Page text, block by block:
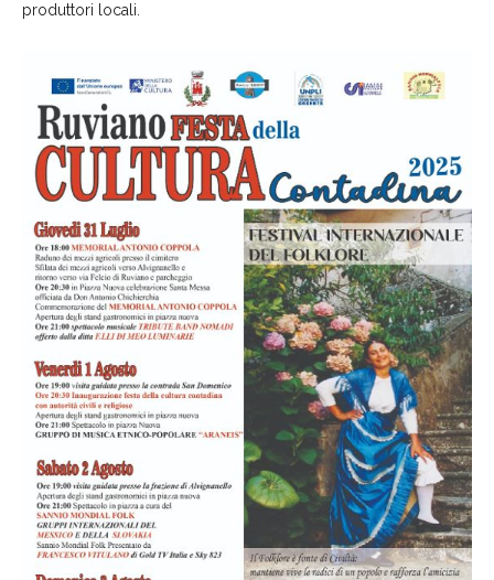
produttori locali.